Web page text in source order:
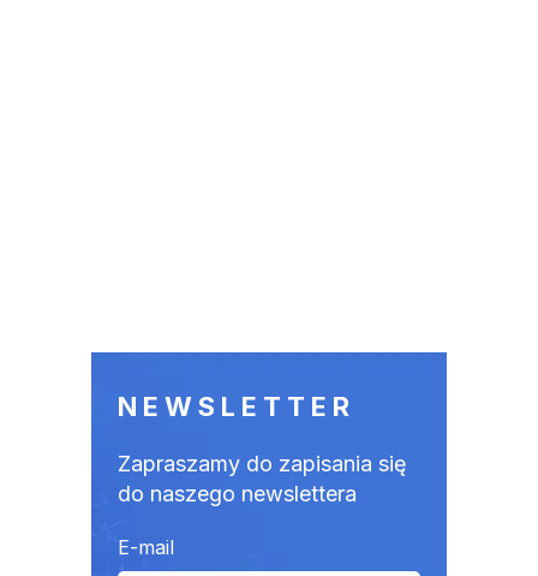
NEWSLETTER
Zapraszamy do zapisania się
do naszego newslettera
E-mail